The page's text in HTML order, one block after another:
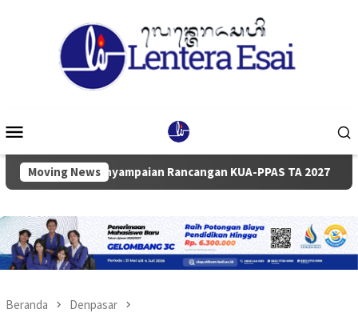
Mobile
Moving News
Penyampaian Rancangan KUA-PPAS TA 2027
Beranda Denpasar